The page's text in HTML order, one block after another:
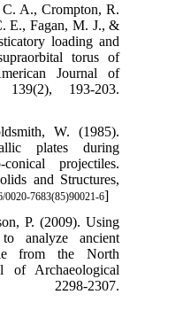
A., Crompton, R.
E., Fagan, M. J., &
loading and
torus of
Journal of
139(2), 193-203.
W. (1985).
plates during
projectiles.
and Structures,
0020-7683(85)90021-6]
P. (2009). Using
analyze ancient
from the North
of Archaeological
2298-2307.